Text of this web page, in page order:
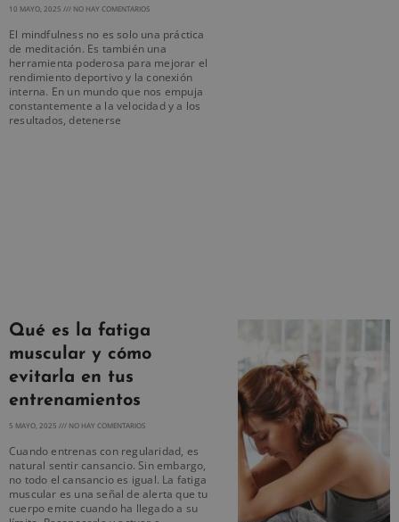
10 MAYO, 2025 NO HAY COMENTARIOS
El mindfulness no es solo una práctica
de meditación. Es también una
herramienta poderosa para mejorar el
rendimiento deportivo y la conexión
interna. En un mundo que nos empuja
constantemente a la velocidad y a los
resultados, detenerse
Qué es la fatiga
muscular y cómo
evitarla en tus
entrenamientos
5 MAYO, 2025 NO HAY COMENTARIOS
Cuando entrenas con regularidad, es
natural sentir cansancio. Sin embargo,
no todo el cansancio es igual. La fatiga
muscular es una señal de alerta que tu
cuerpo emite cuando ha llegado a su